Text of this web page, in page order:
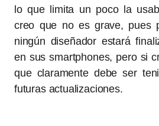
lo que limita un poco la
creo que no es grave, pues
ningún diseñador estará
en sus smartphones, pero si
que claramente debe ser
futuras actualizaciones.